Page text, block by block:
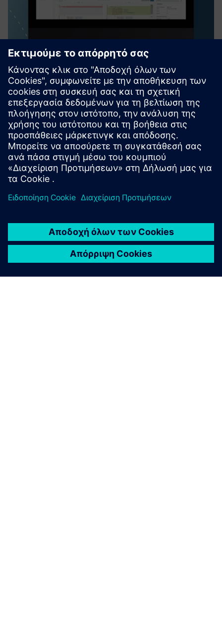
HighByte Intelligence Hub
Το HighByte Intelligence Hub είναι μια λύση λογισμικού
Industrial DataOps που έχει σχεδιαστεί ειδικά για
μοντελοποίηση δεδομένων, ενορχήστρωση και
διακυβέρνηση. Αναπτύξτε το Intelligence Hub στο Edge για
να ενσωματώσετε και να προ...
Μάθετε περισσότερα